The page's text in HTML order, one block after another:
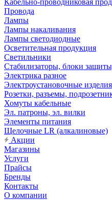
Кабельно-проводниковая
Провода
Лампы
Лампы накаливания
Лампы светодиодные
Осветительная продукция
Светильники
Стабилизаторы, блоки
Электрика разное
Электроустановочные изделия
Розетки, разъемы,
Хомуты кабельные
Эл. патроны, эл. вилки
Элементы питания
Щелочные LR (алкалиновые)
Акции
Магазины
Услуги
Прайсы
Бренды
Контакты
О компании